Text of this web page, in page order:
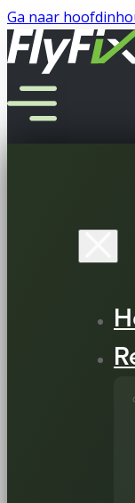
Ga naar